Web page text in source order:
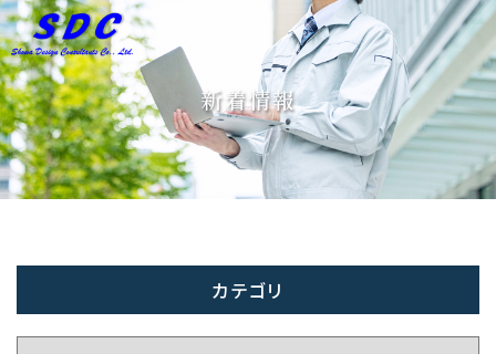
ホーム 私たちについて
新着情報
カテゴリ